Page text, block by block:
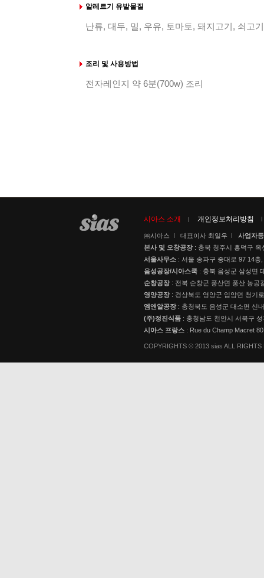
알레르기 유발물질
난류, 대두, 밀, 우유, 토마토, 돼지고기, 쇠고
조리 및 사용방법
전자레인지 약 6분(700w) 조리
시아스 소개 개인정보처리방침
㈜시아스 대표이사 최일우
사업자
본사 및 오창공장 : 충북 청주시 흥덕구
서울사무소 : 서울 송파구 중대로 97 14층,
음성공장/시아스쿡 : 충북 음성군 삼성면
순창공장 : 전북 순창군 풍산면 풍산 농공
영양공장 : 경상북도 영양군 입암면 청기
엠앤알공장 : 충청북도 음성군 대소면 신
(주)정진식품 : 충청남도 천안시 서북구
시아스 프랑스 : Rue du Champ Macret
COPYRIGHTS © 2013 sias ALL RIGHTS